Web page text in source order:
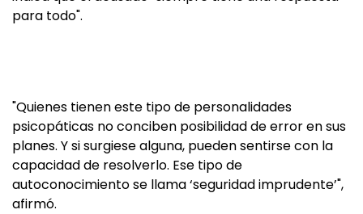
para todo".
"Quienes tienen este tipo de personalidades
psicopáticas no conciben posibilidad de error en sus
planes. Y si surgiese alguna, pueden sentirse con la
capacidad de resolverlo. Ese tipo de
autoconocimiento se llama ‘seguridad imprudente’",
afirmó.